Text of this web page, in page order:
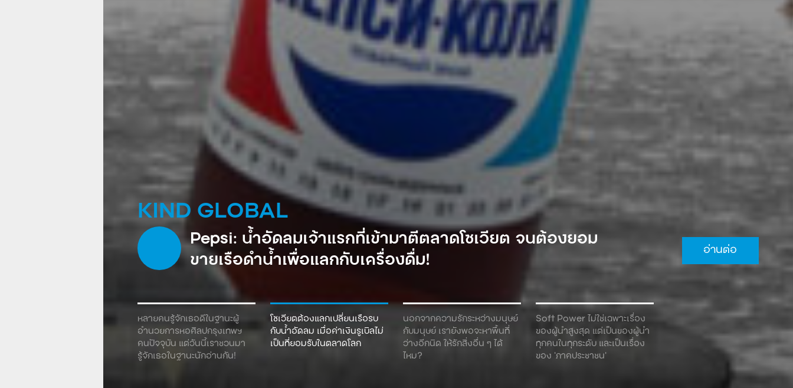
หลายคนรู้จักเธอดีในฐานะผู้
อำนวยการหอศิลปกรุงเทพฯ
คนปัจจุบัน แต่วันนี้เราชวนมา
รู้จักเธอในฐานะนักอ่านกัน!
โซเวียตต้องแลกเปลี่ยนเรือรบ
กับน้ำอัดลม เมื่อค่าเงินรูเบิลไม่
เป็นที่ยอมรับในตลาดโลก
นอกจากความรักระหว่างมนุษย์
กับมนุษย์ เรายังพอจะหาพื้นที่
ว่างอีกนิด ให้รักสิ่งอื่น ๆ ได้
ไหม?
Soft Power ไม่ใช่เฉพาะเรื่อง
ของผู้นําสูงสุด แต่เป็นของผู้นํา
ทุกคนในทุกระดับ และเป็นเรื่อง
ของ ‘ภาคประชาชน’
KIND GLOBAL
Pepsi: น้ำอัดลมเจ้าแรกที่เข้ามาตีตลาดโซเวียต จนต้องยอม
ขายเรือดำน้ำเพื่อแลกกับเครื่องดื่ม!
อ่านต่อ